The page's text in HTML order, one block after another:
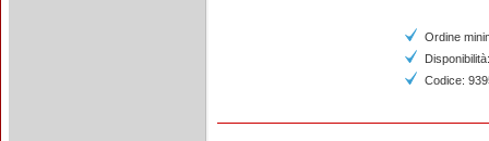
Ordine
Codice: